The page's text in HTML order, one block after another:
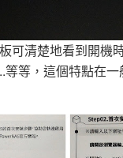
可清楚地看到開機
等等，這個特點在